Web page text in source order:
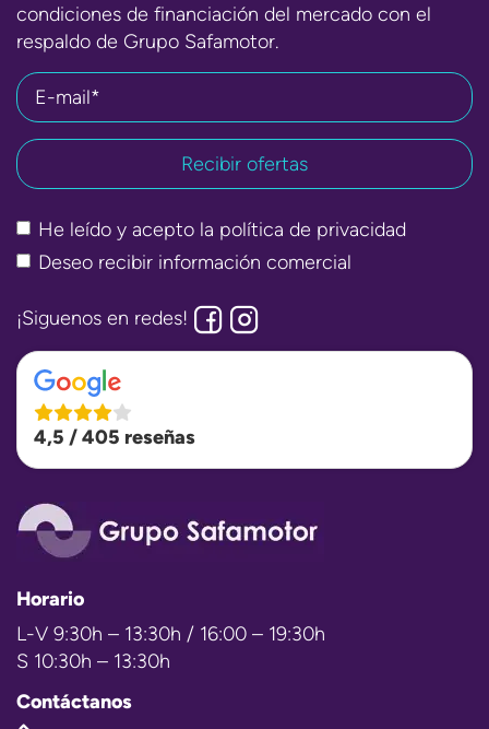
condiciones de financiación del mercado con el
respaldo de Grupo Safamotor.
E-mail*
He leído y acepto la política de privacidad
Deseo recibir información comercial
¡Siguenos en redes!
4,5 / 405 reseñas
Horario
L-V 9:30h – 13:30h / 16:00 – 19:30h
S 10:30h – 13:30h
Contáctanos